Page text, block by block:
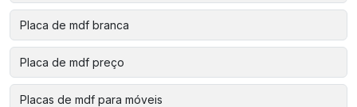
Placa de mdf branca
Placa de mdf preço
Placas de mdf para móveis